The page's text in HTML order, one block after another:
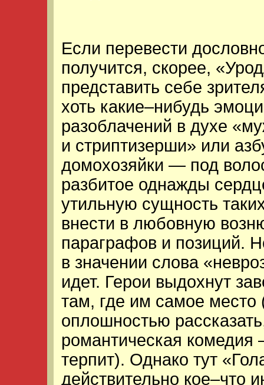
Если перевести
получится, скорее,
представить себе
хоть какие–нибудь
разоблачений в духе
и стриптизерши» или
домохозяйки — под
разбитое однажды
утильную сущность
внести в любовную
параграфов и позиций.
в значении слова
идет. Герои выдохнут
там, где им самое место
оплошностью
романтическая
терпит). Однако тут
действительно кое–что